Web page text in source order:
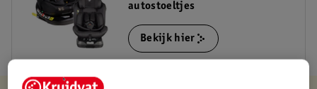
autostoeltjes
Bekijk hier